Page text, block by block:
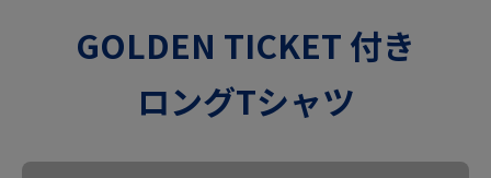
GOLDEN TICKET 付き
ロングTシャツ